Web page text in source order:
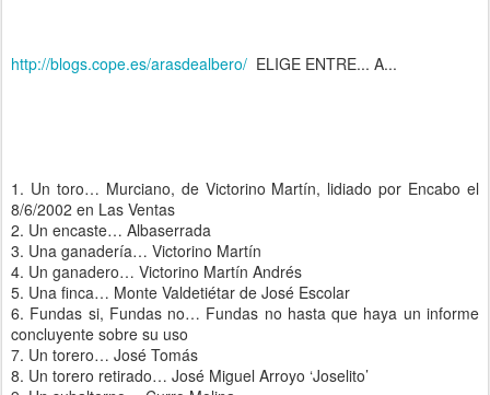
http://blogs.cope.es/arasdealbero/ ELIGE ENTRE... A...
1. Un toro… Murciano, de Victorino Martín, lidiado por Encabo el
8/6/2002 en Las Ventas
2. Un encaste… Albaserrada
3. Una ganadería… Victorino Martín
4. Un ganadero… Victorino Martín Andrés
5. Una finca… Monte Valdetiétar de José Escolar
6. Fundas si, Fundas no… Fundas no hasta que haya un informe
concluyente sobre su uso
7. Un torero… José Tomás
8. Un torero retirado… José Miguel Arroyo ‘Joselito’